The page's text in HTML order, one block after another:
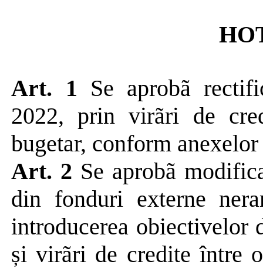
Art. 1 Se aprobã r
2022, prin virãri de
bugetar, conform
Art. 2 Se aprobã
din fonduri externe
introducerea obiectivelor
și virãri de credite între